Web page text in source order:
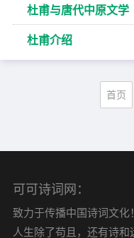
杜甫与唐代中原文学
杜甫介绍
首页
可可诗词网：
致力于传播中国诗词文化！
人生除了苟且，还有诗和